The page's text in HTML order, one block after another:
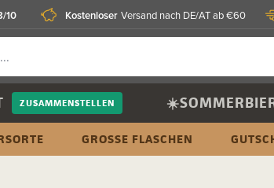
10 Kostenloser Versand nach DE/AT ab €60
ZUSAMMENSTELLEN
GROSSE FLASCHEN